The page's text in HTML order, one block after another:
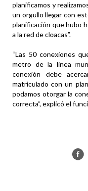
planificamos y
un orgullo llegar con
planificación que hubo
a la red de cloacas”.
“Las 50 conexiones
metro de la línea
conexión debe
matriculado con un
podamos otorgar la
correcta”, explicó el